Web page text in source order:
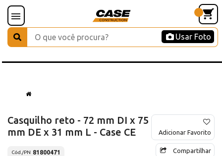
Usar Foto
Casquilho reto - 72 mm DI x 75
mm DE x 31 mm L - Case CE
Cód./PN 81800471
Adicionar Favorito
Compartilhar